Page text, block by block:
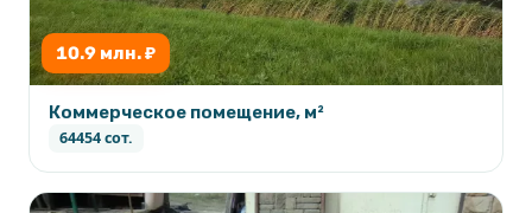
10.9 млн. ₽
Коммерческое помещение, м²
64454 сот.